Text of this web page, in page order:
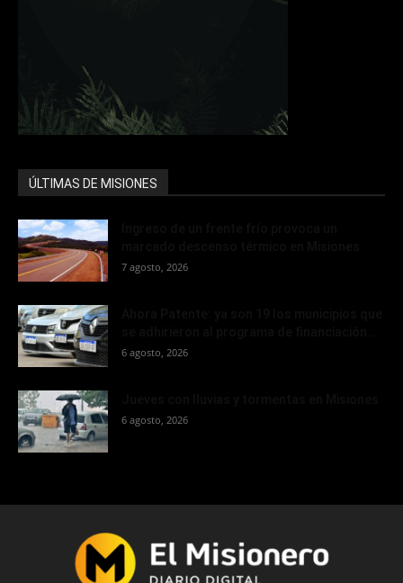
ÚLTIMAS DE MISIONES
7 agosto, 2026
6 agosto, 2026
6 agosto, 2026